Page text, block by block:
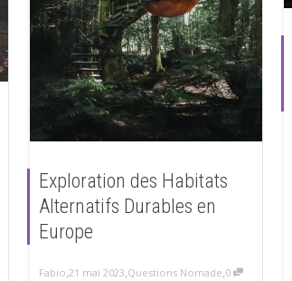
Exploration des Habitats
Alternatifs Durables en
Europe
Fabio,21 mai 2023,Questions Nomade,0